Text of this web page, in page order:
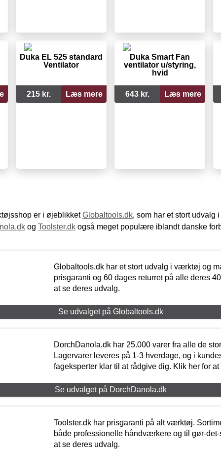
Duka EL 525 standard
Ventilator
215 kr. Læs mere
Duka Smart Fan
ventilator u/styring,
hvid
643 kr. Læs mere
er i øjeblikketGlobaltools.dk, som har et stort udvalg
og Toolster.dk også meget populære iblandt danske
Globaltools.dk har et stort udvalg i værktøj og
prisgaranti og 60 dages returret på alle deres
at se deres udvalg.
Se udvalget på Globaltools.dk
DorchDanola.dk har 25.000 varer fra alle de
Lagervarer leveres på 1-3 hverdage, og i
fageksperter klar til at rådgive dig. Klik her for
Se udvalget på DorchDanola.dk
Toolster.dk har prisgaranti på alt værktøj.
både professionelle håndværkere og til gør-
at se deres udvalg.